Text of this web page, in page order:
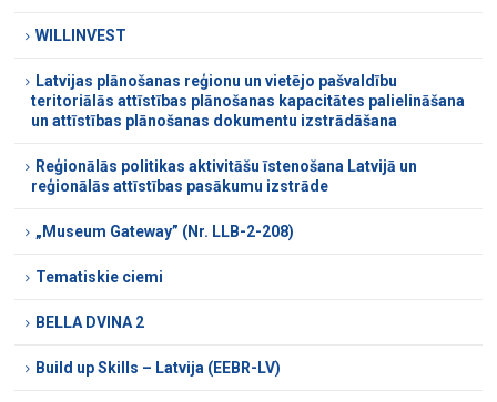
WILLINVEST
Latvijas plānošanas reģionu un vietējo pašvaldību
teritoriālās attīstības plānošanas kapacitātes palielināšana
un attīstības plānošanas dokumentu izstrādāšana
Reģionālās politikas aktivitāšu īstenošana Latvijā un
reģionālās attīstības pasākumu izstrāde
„Museum Gateway” (Nr. LLB-2-208)
Tematiskie ciemi
BELLA DVINA 2
Build up Skills – Latvija (EEBR-LV)